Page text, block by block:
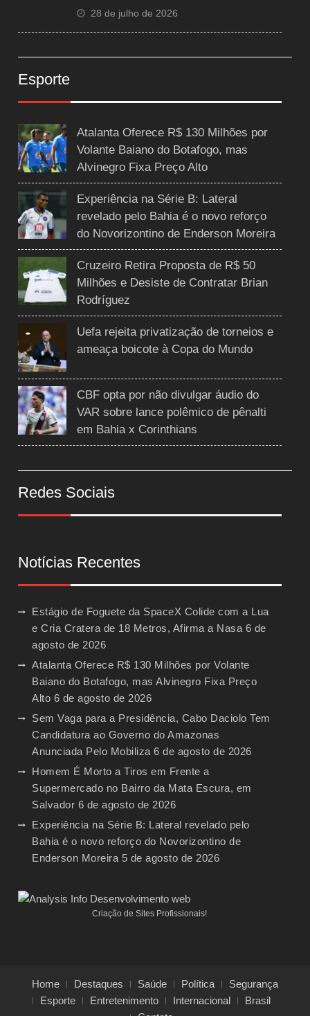
28 de julho de 2026
Esporte
Atalanta Oferece R$ 130 Milhões por
Volante Baiano do Botafogo, mas
Alvinegro Fixa Preço Alto
Experiência na Série B: Lateral
revelado pelo Bahia é o novo reforço
do Novorizontino de Enderson Moreira
Cruzeiro Retira Proposta de R$ 50
Milhões e Desiste de Contratar Brian
Rodríguez
Uefa rejeita privatização de torneios e
ameaça boicote à Copa do Mundo
CBF opta por não divulgar áudio do
VAR sobre lance polêmico de pênalti
em Bahia x Corinthians
Redes Sociais
Notícias Recentes
Estágio de Foguete da SpaceX Colide com a Lua
e Cria Cratera de 18 Metros, Afirma a Nasa 6 de
agosto de 2026
Atalanta Oferece R$ 130 Milhões por Volante
Baiano do Botafogo, mas Alvinegro Fixa Preço
Alto 6 de agosto de 2026
Sem Vaga para a Presidência, Cabo Daciolo Tem
Candidatura ao Governo do Amazonas
Anunciada Pelo Mobiliza 6 de agosto de 2026
Homem É Morto a Tiros em Frente a
Supermercado no Bairro da Mata Escura, em
Salvador 6 de agosto de 2026
Experiência na Série B: Lateral revelado pelo
Bahia é o novo reforço do Novorizontino de
Enderson Moreira 5 de agosto de 2026
Criação de Sites Profissionais!
Home Destaques Saúde Política
Segurança
Esporte
Entretenimento Internacional
Brasil